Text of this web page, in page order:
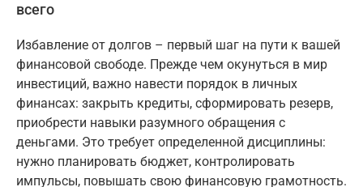
всего
Избавление от долгов – первый шаг на пути к вашей
финансовой свободе. Прежде чем окунуться в мир
инвестиций, важно навести порядок в личных
финансах: закрыть кредиты, сформировать резерв,
приобрести навыки разумного обращения с
деньгами. Это требует определенной дисциплины:
нужно планировать бюджет, контролировать
импульсы, повышать свою финансовую грамотность.